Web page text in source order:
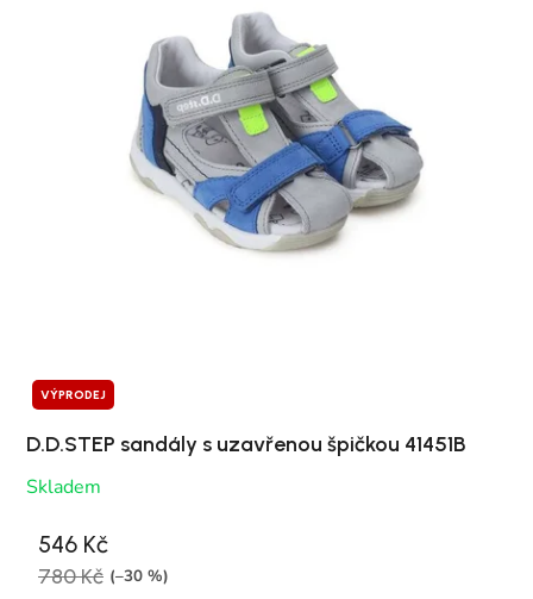
VÝPRODEJ
D.D.STEP sandály s uzavřenou špičkou 41451B
Skladem
546 Kč
780 Kč (–30 %)